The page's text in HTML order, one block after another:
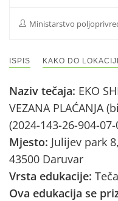
Ministarstvo
ISPIS KAKO DO
Naziv tečaja: EKO
VEZANA PLAĆANJA
(2024-143-26-904-
Mjesto: Julijev park
43500 Daruvar
Vrsta edukacije:
Ova edukacija se